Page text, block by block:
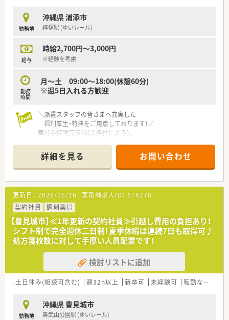
勤務地
沖縄県 浦添市
経塚駅 (ゆいレール)
給与
時給2,700円～3,000円
※経験を考慮
勤務
時間
月～土 09:00～18:00(休憩60分)
※週5日入れる方歓迎
＼派遣スタッフの皆さまへ充実した
福利厚生・特典をご用意しております！／
■社会保険完備（就業条件による）。
で、 安心してご就業いただけます。
■有休休暇（6ヶ月以上勤務）や夏季休暇、慶弔休暇も取得できま
す。
■勤務評価により時給アップがあります。
≪こんな方にオススメ！≫
・転職活動中にブランクを空けたくない方
・様々な薬局で経験を積みたい方
・転居や留学の予定があり、期間を区切って働きたい方
・高時給で効率的に働きたい方
派遣のメリットを使って働いてみませんか。
また、非公開の派遣求人もありますのでご希望に合わせてご紹介
いたします！
ご不明な点などは詳しくご説明いたしますので、お気軽にお問い
詳細を見る お問い合わせ
更新日： 2026/06/26 薬剤師求人ID： 678278
契約社員
調剤薬局
【豊見城市】≪1年更新の契約社員≫引越し費用の負担あり！
シフト制で完全週休二日制！夏季休暇は連続7日も取得可♪
処方箋枚数に対して手厚い人員配置です！
検討リストに追加
土日休み(相談可含む) 週32h以上 新卒可 未経験可 転勤なし
勤務地
沖縄県 豊見城市
奥武山公園駅 (ゆいレール)